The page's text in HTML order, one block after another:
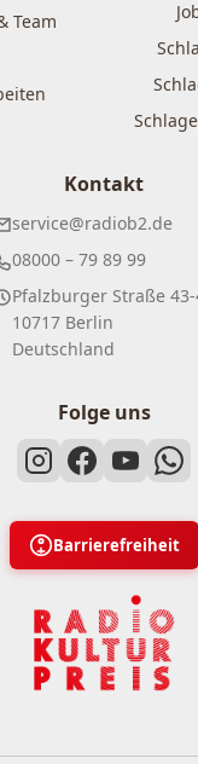
Team
Kontakt
service@radiob2.de
08000 – 79 89 99
Pfalzburger Straße
10717 Berlin
Deutschland
Folge uns
Barrierefreiheit